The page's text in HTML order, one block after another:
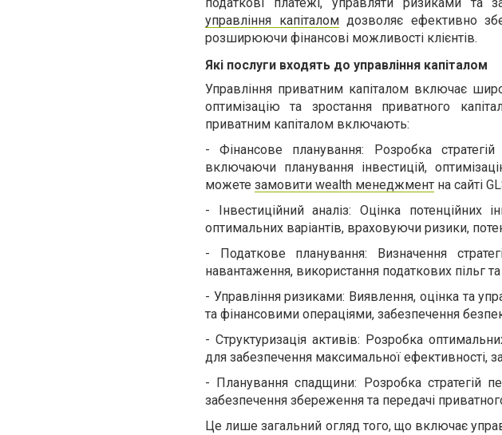
податкові платежі, управляти ризиками та
управління капіталомдозволяє ефективно
розширюючи фінансові можливості клієнтів.
Які послуги входять до управління капіталом
Управління приватним капіталом включає
оптимізацію та зростання приватного
приватним капіталом включають:
-Фінансове планування: Розробка
включаючи планування інвестицій,
можете замовити wealth менеджмент на сайті
-
Інвестиційний аналіз: Оцінка
оптимальних варіантів, враховуючи ризики,
-
Податкове планування: Визначення
навантаження, використання податкових пільг
- Управління ризиками: Виявлення, оцінка та
та фінансовими операціями, забезпечення
-Структуризація активів: Розробка
для забезпечення максимальної ефективності,
-
Планування спадщини: Розробка стратегій
забезпечення збереження та передачі
Це лише загальний огляд того, що включає